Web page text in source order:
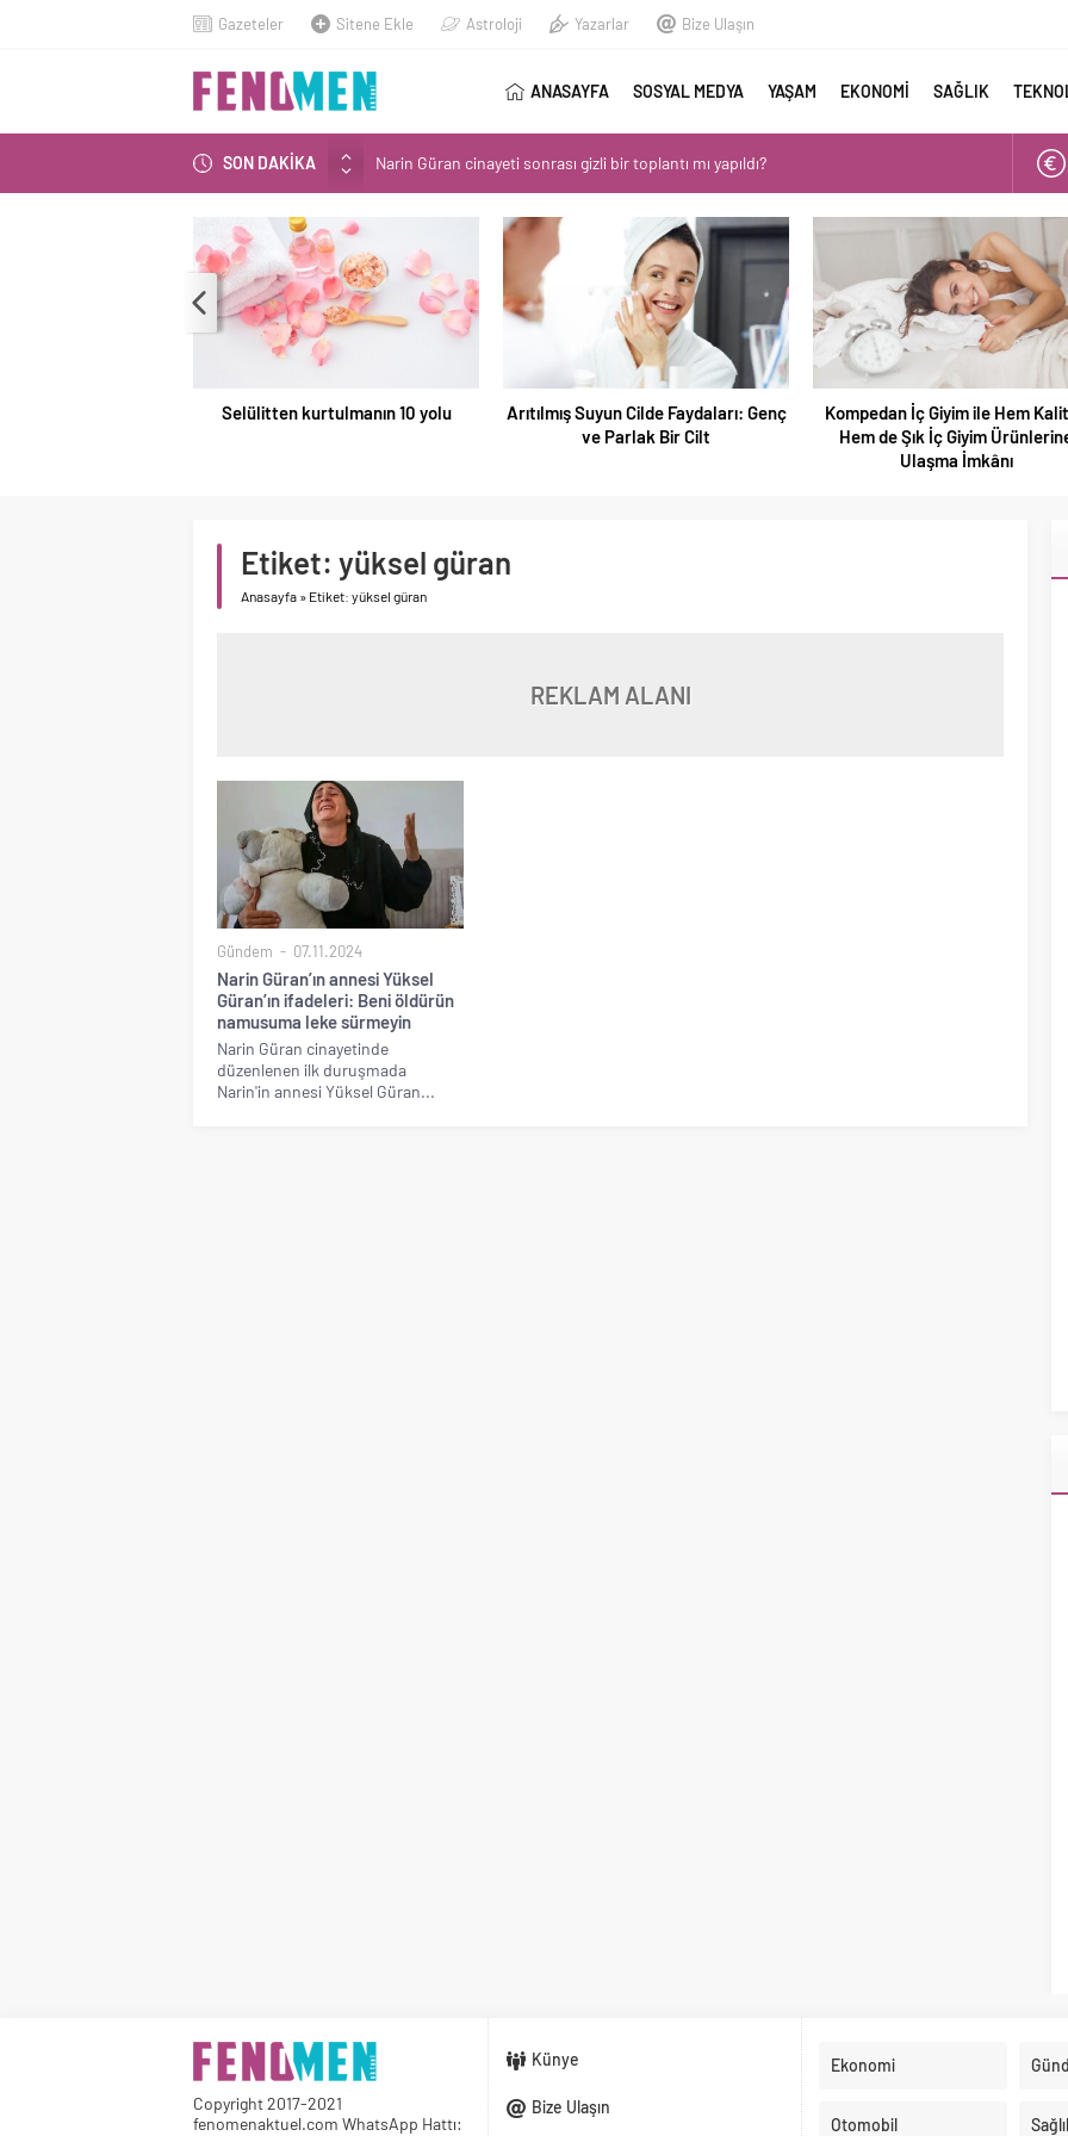
Gazeteler Sitene Ekle Astroloji Yazarlar Bize Ulaşın
ANASAYFA SOSYAL MEDYA YAŞAM EKONOMİ SAĞLIK
SON DAKİKA
Narin Güran cinayeti sonrası gizli bir toplantı mı yapıldı?
Bilecik’te ilkokul öğrencileri yolda buldukları 16 bin lirayı zabıtaya teslim etti
Narin’in babası Arif Güran ambulans ile hastaneye götürüldü
Spor salonu işletmecisinin 3 yaşındaki oğlunun gözü önünde öldürülmesi kamerada
Narin Güran davasında 2. gün! Aramalarda bulunan kırmızı terlik soruldu
Selülitten kurtulmanın 10 yolu
Arıtılmış Suyun Cilde Faydaları: Genç
ve Parlak Bir Cilt
Kompedan İç Giyim ile Hem
Hem de Şık İç Giyim
Ulaşma İmkânı
Etiket: yüksel güran
Anasayfa » Etiket: yüksel güran
REKLAM ALANI
Gündem 07.11.2024
Narin Güran’ın annesi Yüksel
Güran’ın ifadeleri: Beni öldürün
namusuma leke sürmeyin
Narin Güran cinayetinde
düzenlenen ilk duruşmada
Narin'in annesi Yüksel Güran...
Copyright 2017-2021
fenomenaktuel.com WhatsApp Hattı:
Künye
Bize Ulaşın
Ekonomi
Otomobil